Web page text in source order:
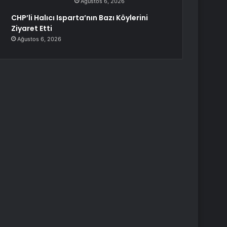
CHP’li Halıcı Isparta’nın Bazı Köylerini
Ziyaret Etti
Ağustos 6, 2026